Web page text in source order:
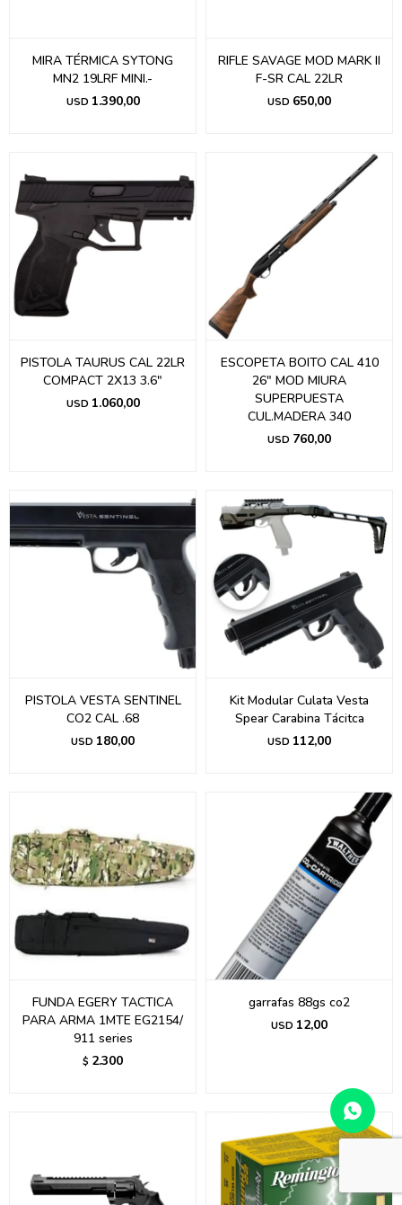
MIRA TÉRMICA SYTONG
MN2 19LRF MINI.-
USD 1.390,00
RIFLE SAVAGE MOD MARK II
F-SR CAL 22LR
USD 650,00
PISTOLA TAURUS CAL 22LR
COMPACT 2X13 3.6"
USD 1.060,00
ESCOPETA BOITO CAL 410
26" MOD MIURA
SUPERPUESTA
CUL.MADERA 340
USD 760,00
PISTOLA VESTA SENTINEL
CO2 CAL .68
USD 180,00
Kit Modular Culata Vesta
Spear Carabina Tácitca
USD 112,00
FUNDA EGERY TACTICA
PARA ARMA 1MTE EG2154/
911 series
$ 2.300
garrafas 88gs co2
USD 12,00